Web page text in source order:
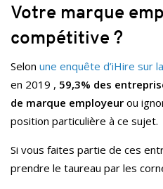
Votre marque
compétitive ?
Selon une enquête d’iHire sur
en 2019 , 59,3% des
de marque employeur ou
position particulière à ce sujet.
Si vous faites partie de ces
prendre le taureau par les